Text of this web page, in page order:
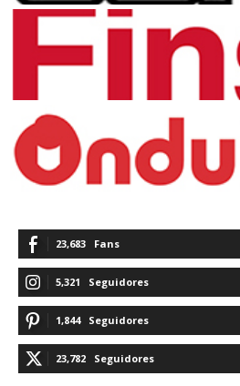
23,683 Fans
5,321 Seguidores
1,844 Seguidores
23,782 Seguidores